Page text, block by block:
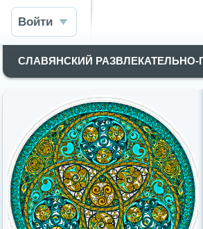
Войти
СЛАВЯНСКИЙ